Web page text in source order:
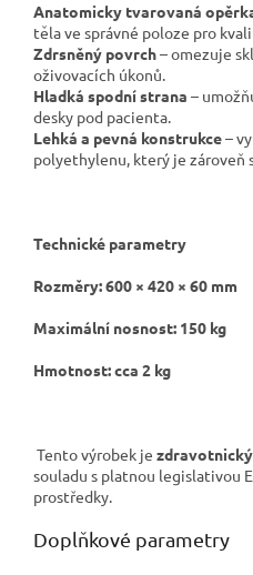
Anatomicky tvarovaná
těla ve správné poloze pro
Zdrsněný povrch– omezuje
oživovacích úkonů.
Hladká spodní strana –
desky pod pacienta.
Lehká a pevná konstrukce–
polyethylenu, který je zároveň
Technické parametry
Rozměry: 600 × 420 × 60 mm
Maximální nosnost: 150 kg
Hmotnost: cca 2 kg
Tento výrobek je
souladu s platnou legislativou
prostředky.
Doplňkové parametry